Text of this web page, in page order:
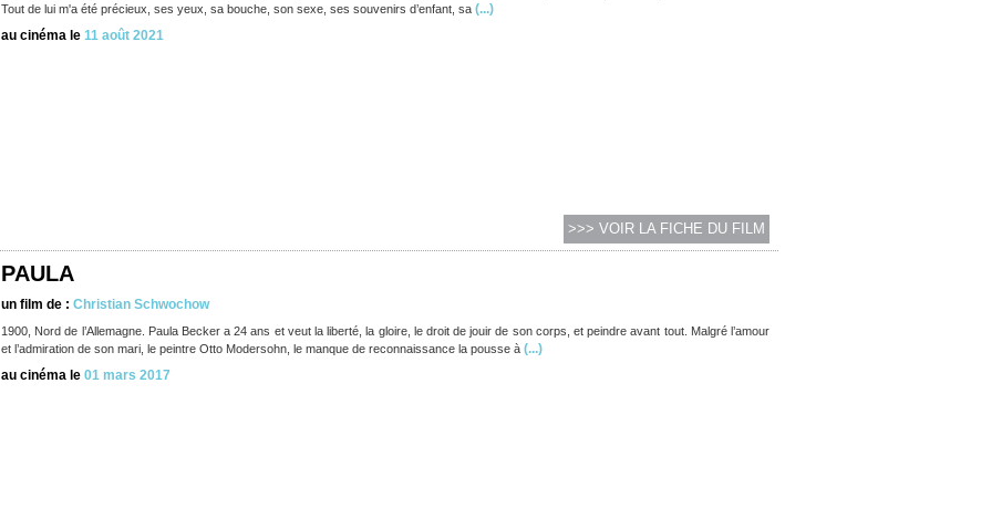
Tout de lui m'a été précieux, ses yeux, sa bouche, son sexe, ses souvenirs d’enfant, sa(...)
au cinéma le 11 août 2021
>>> VOIR LA FICHE DU FILM
PAULA
un film de : Christian Schwochow
1900, Nord de l’Allemagne. Paula Becker a 24 ans et veut la liberté, la gloire, le droit de jouir de son corps, et peindre avant tout. Malgré l’amour
et l’admiration de son mari, le peintre Otto Modersohn, le manque de reconnaissance la pousse à(...)
au cinéma le 01 mars 2017